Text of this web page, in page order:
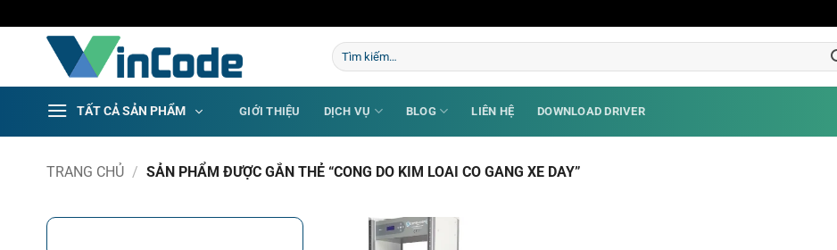
qua
Tìm
kiếm:
TẤT CẢ SẢN PHẨM GIỚI THIỆU DỊCH VỤ BLOG LIÊN HỆ DOWNLOAD DRIVER
TRANG CHỦ / SẢN PHẨM ĐƯỢC GẮN THẺ “CONG DO KIM LOAI CO GANG XE DAY”